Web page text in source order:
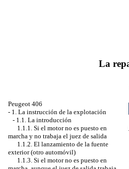
La
Peugeot 406
- 1. La instrucción de la explotación
- 1.1. La introducción
1.1.1. Si el motor no es puesto en
marcha y no trabaja el juez de salida
1.1.2. El lanzamiento de la fuente
exterior (otro automóvil)
1.1.3. Si el motor no es puesto en